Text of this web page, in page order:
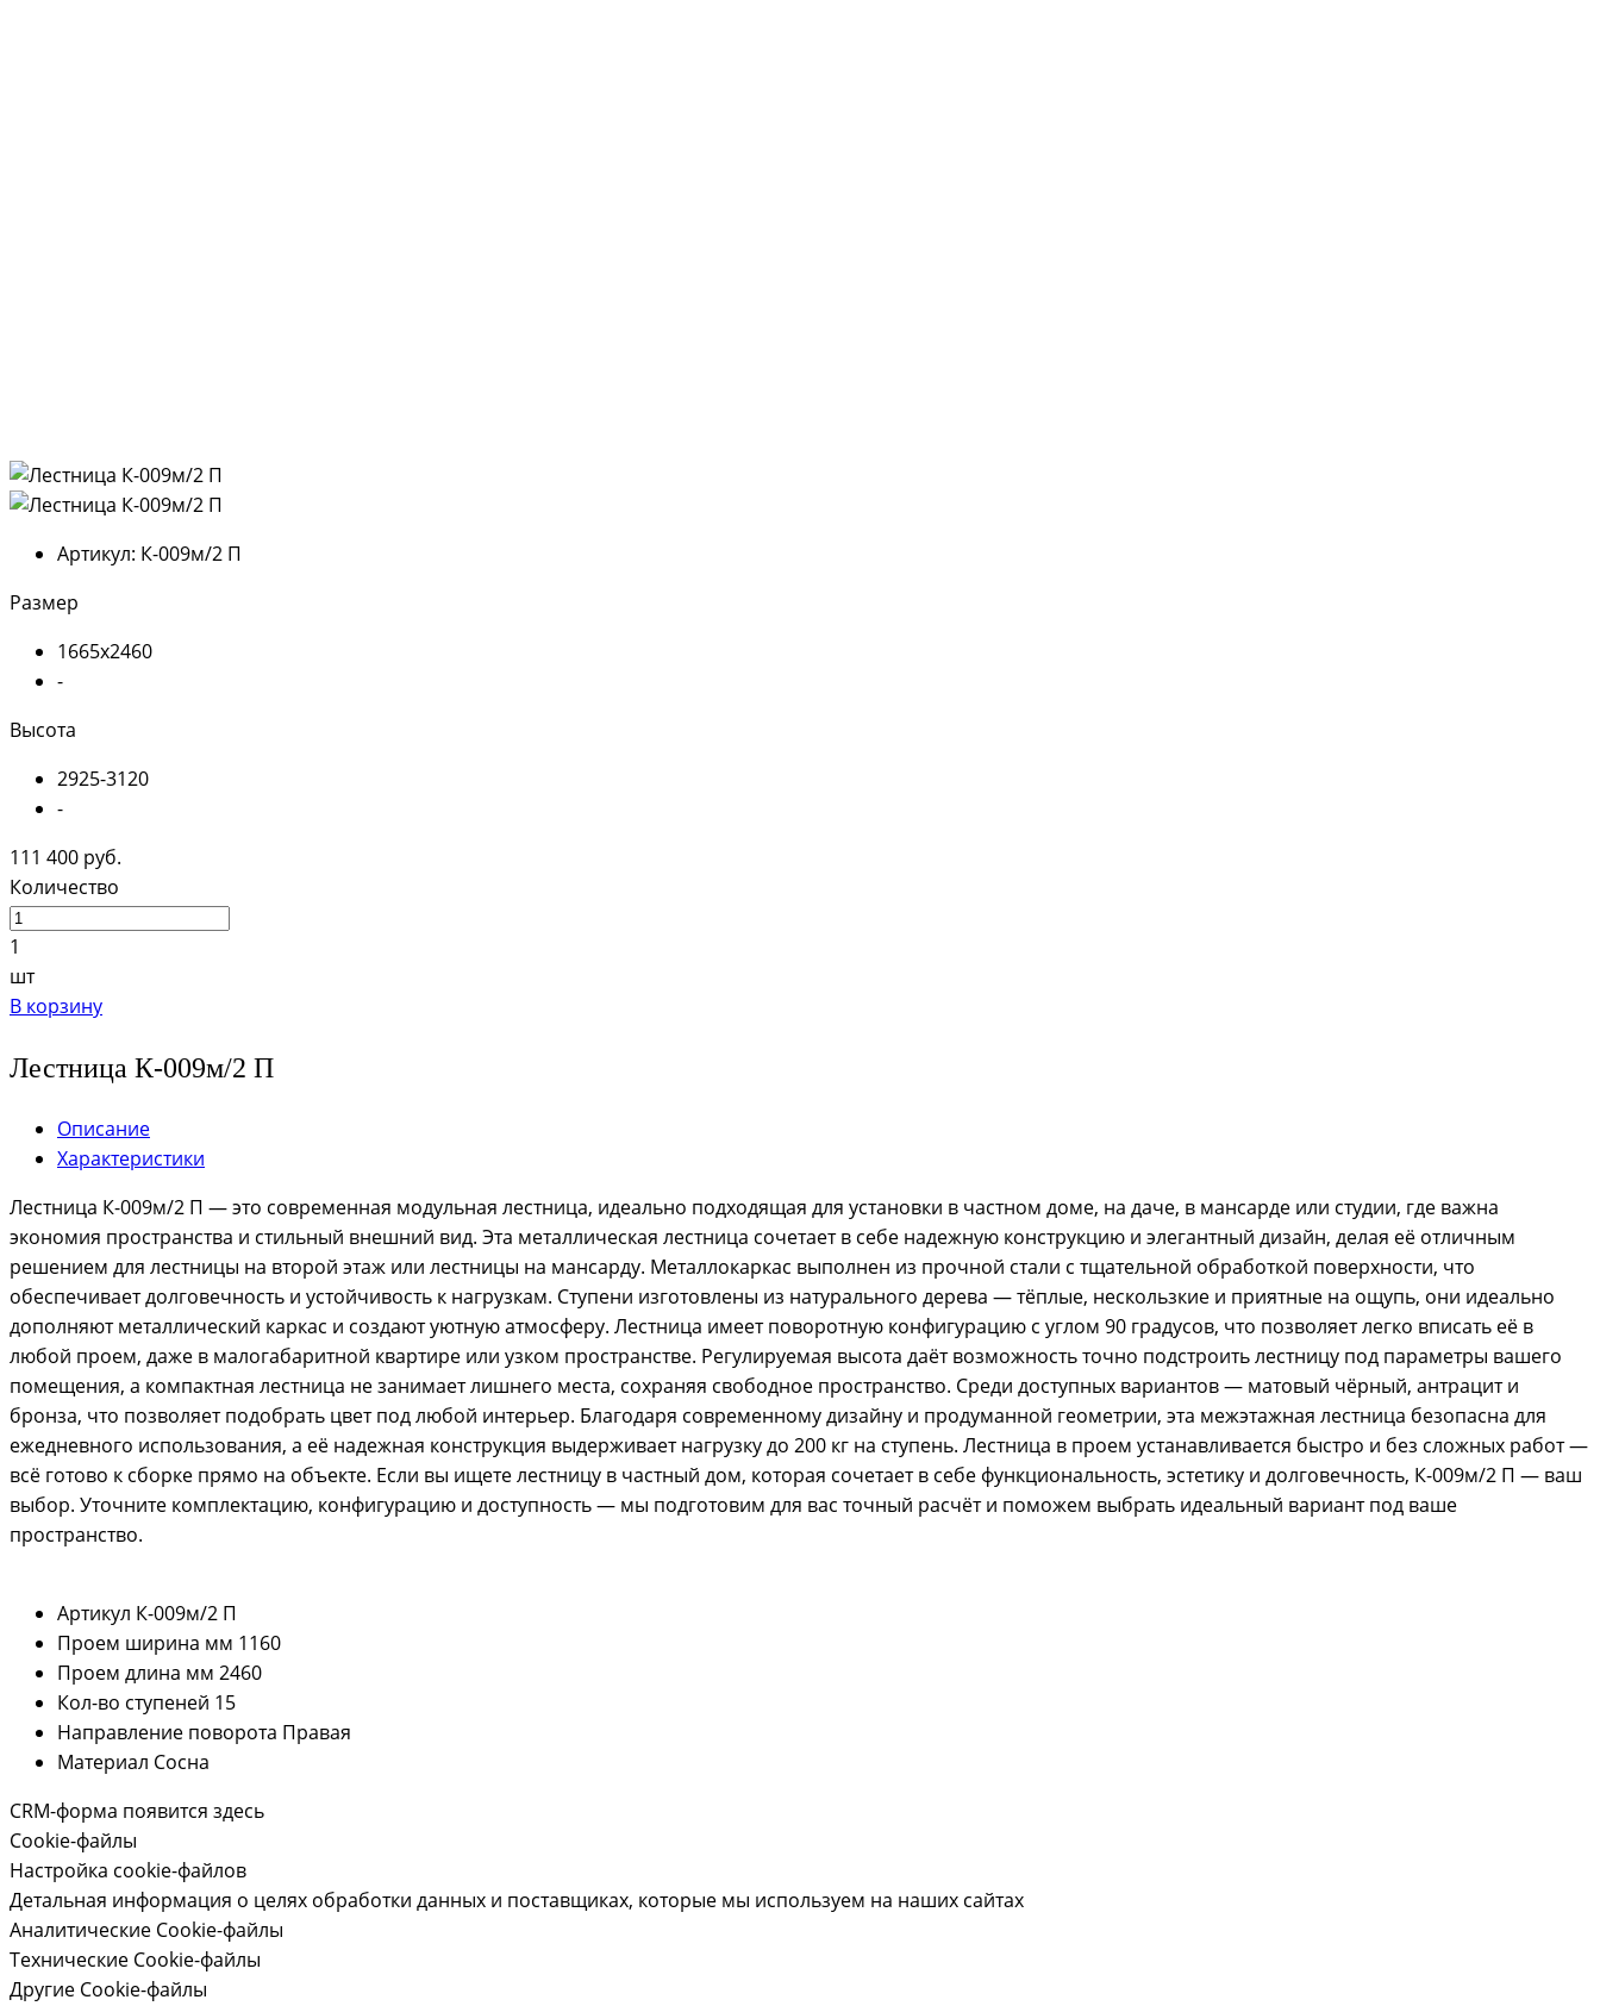
Артикул: К-009м/2 П
Размер
1665х2460
-
Высота
2925-3120
-
111 400 руб.
Количество
1
шт
В корзину
Лестница К-009м/2 П
Описание
Характеристики
Лестница К-009м/2 П — это современная модульная лестница, идеально подходящая для установки в частном доме, на даче, в мансарде или студии, где важна
экономия пространства и стильный внешний вид. Эта металлическая лестница сочетает в себе надежную конструкцию и элегантный дизайн, делая её отличным
решением для лестницы на второй этаж или лестницы на мансарду. Металлокаркас выполнен из прочной стали с тщательной обработкой поверхности, что
обеспечивает долговечность и устойчивость к нагрузкам. Ступени изготовлены из натурального дерева — тёплые, нескользкие и приятные на ощупь, они идеально
дополняют металлический каркас и создают уютную атмосферу. Лестница имеет поворотную конфигурацию с углом 90 градусов, что позволяет легко вписать её в
любой проем, даже в малогабаритной квартире или узком пространстве. Регулируемая высота даёт возможность точно подстроить лестницу под параметры вашего
помещения, а компактная лестница не занимает лишнего места, сохраняя свободное пространство. Среди доступных вариантов — матовый чёрный, антрацит и
бронза, что позволяет подобрать цвет под любой интерьер. Благодаря современному дизайну и продуманной геометрии, эта межэтажная лестница безопасна для
ежедневного использования, а её надежная конструкция выдерживает нагрузку до 200 кг на ступень. Лестница в проем устанавливается быстро и без сложных работ —
всё готово к сборке прямо на объекте. Если вы ищете лестницу в частный дом, которая сочетает в себе функциональность, эстетику и долговечность, К-009м/2 П — ваш
выбор. Уточните комплектацию, конфигурацию и доступность — мы подготовим для вас точный расчёт и поможем выбрать идеальный вариант под ваше
пространство.
Артикул К-009м/2 П
Проем ширина мм 1160
Проем длина мм 2460
Кол-во ступеней 15
Направление поворота Правая
Материал Сосна
CRM-форма появится здесь
Cookie-файлы
Настройка cookie-файлов
Детальная информация о целях обработки данных и поставщиках, которые мы используем на наших сайтах
Аналитические Cookie-файлы
Технические Cookie-файлы
Другие Cookie-файлы